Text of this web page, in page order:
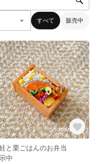
すべて 販売中
と栗ごはんのお弁当
中